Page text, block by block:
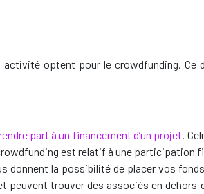
optent pour le crowdfunding. Ce
part à un financement d’un projet.
est relatif à une
la possibilité de placer vos
trouver des associés en dehors